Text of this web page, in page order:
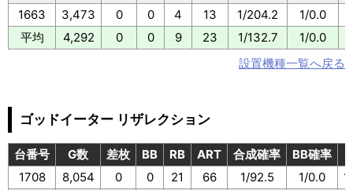
1663
3,473 0 0 4 13 1/204.2 1/0.0
平均
4,292 0 0 9 23 1/132.7 1/0.0
設置機種一覧へ戻る
ゴッドイーター リザレクション
台番号 G数 差枚 BB RB ART 合成確率 BB確率
1708
8,054 0 0 21 66 1/92.5 1/0.0